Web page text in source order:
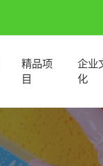
精品项
目
企业
化